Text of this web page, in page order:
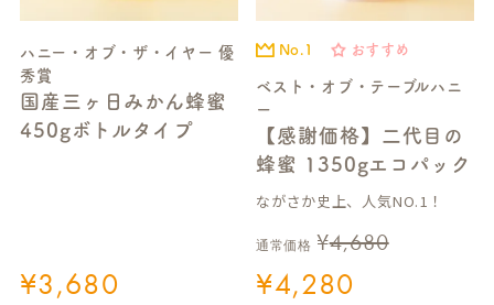
ハニー・オブ・ザ・イヤー 優
秀賞
国産三ヶ日みかん蜂蜜
450gボトルタイプ
¥3,680
No.1 おすすめ
ベスト・オブ・テーブルハニ
ー
【感謝価格】二代目の
蜂蜜 1350gエコパック
ながさか史上、人気NO.1！
通常価格 ¥4,680
¥4,280